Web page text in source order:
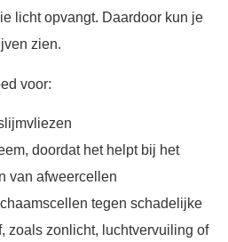
licht opvangt. Daardoor kun je
zien.
voor:
doordat het helpt bij het
van afweercellen
tegen schadelijke
zoals zonlicht, luchtvervuiling of